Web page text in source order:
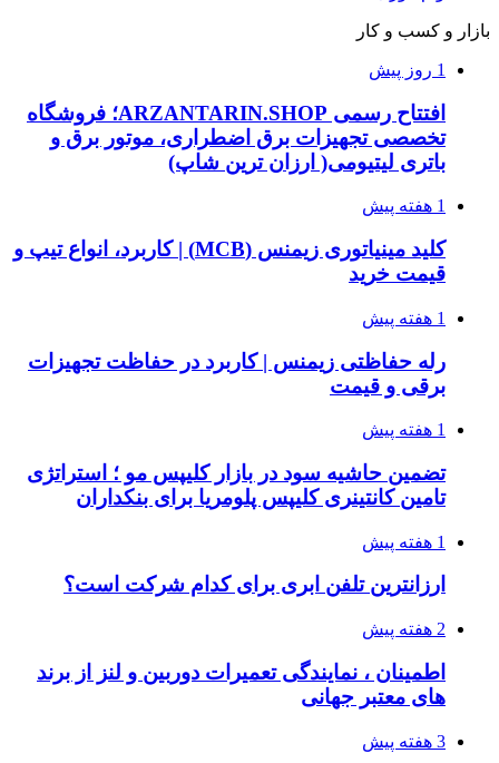
بازار و کسب و کار
1 روز پیش
افتتاح رسمی ARZANTARIN.SHOP؛ فروشگاه
تخصصی تجهیزات برق اضطراری، موتور برق و
باتری لیتیومی( ارزان ترین شاپ)
1 هفته پیش
کلید مینیاتوری زیمنس (MCB) | کاربرد، انواع تیپ و
قیمت خرید
1 هفته پیش
رله حفاظتی زیمنس | کاربرد در حفاظت تجهیزات
برقی و قیمت
1 هفته پیش
تضمین حاشیه سود در بازار کلیپس مو ؛ استراتژی
تامین کانتینری کلیپس پلومریا برای بنکداران
1 هفته پیش
ارزانترین تلفن ابری برای کدام شرکت است؟
2 هفته پیش
اطمینان ، نمایندگی تعمیرات دوربین و لنز از برند
های معتبر جهانی
3 هفته پیش